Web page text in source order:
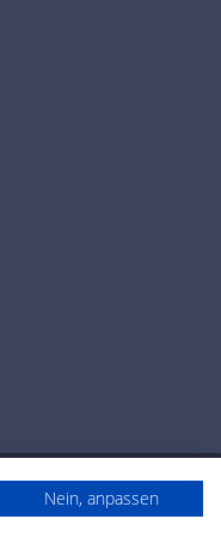
Nein, anpassen